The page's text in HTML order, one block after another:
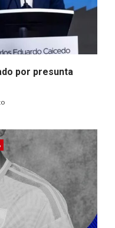
por presunta